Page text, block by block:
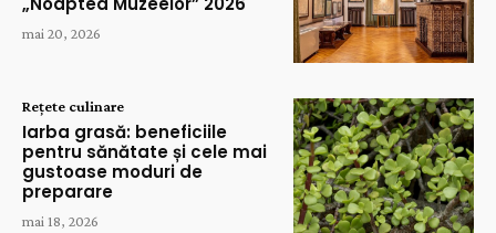
mai 20, 2026
Rețete culinare
Iarba grasă: beneficiile
pentru sănătate și cele mai
gustoase moduri de
preparare
mai 18, 2026